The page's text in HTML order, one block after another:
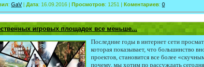
: GaV| Дата: 16.09.2016 | Просмотров: 1251 | Коментариев: 0
игровых площадок все меньше...
Последние годы в интернет сети
которая показывает, что большинство
проектов, становится все более
почему, мы хотим по рассуждать